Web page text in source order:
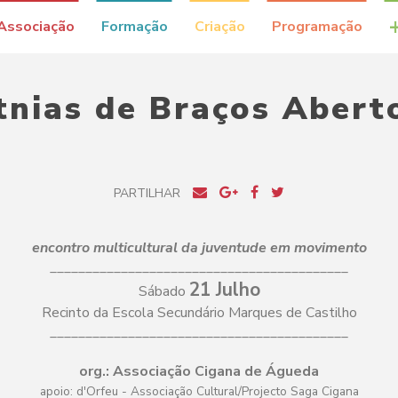
Formação Criação Programação
de Braços
PARTILHAR
encontro multicultural da juventude em movimento
__________________________________________
Sábado 21 Julho
Recinto da Escola Secundário Marques de Castilho
__________________________________________
org.: Associação Cigana de Águeda
apoio: d'Orfeu - Associação Cultural/Projecto Saga Cigana